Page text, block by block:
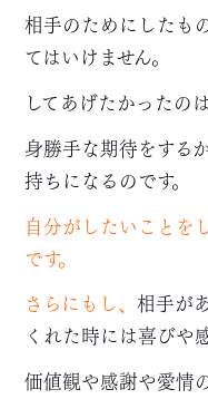
相手のためにしたも
てはいけません。
してあげたかったの
身勝手な期待をする
持ちになるのです。
自分がしたいことを
です。
さらにもし、相手が
くれた時には喜びや
価値観や感謝や愛情